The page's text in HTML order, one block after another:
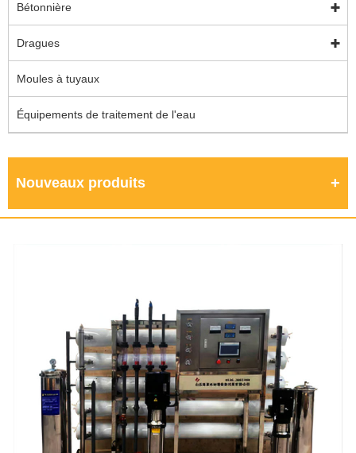
Bétonnière
Dragues
Moules à tuyaux
Équipements de traitement de l'eau
Nouveaux produits